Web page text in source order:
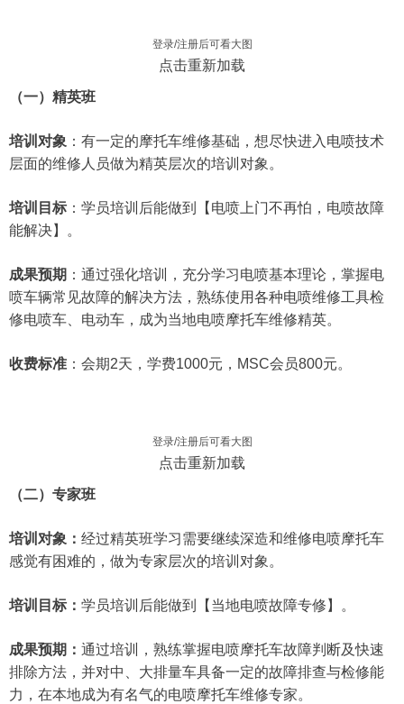
登录/注册后可看大图
点击重新加载
（一）精英班
培训对象 ：有一定的摩托车维修基础，想尽快进入电喷技术
层面的维修人员做为精英层次的培训对象。
培训目标 ：学员培训后能做到【电喷上门不再怕，电喷故障
能解决】。
成果预期 ：通过强化培训，充分学习电喷基本理论，掌握电
喷车辆常见故障的解决方法，熟练使用各种电喷维修工具检
修电喷车、电动车，成为当地电喷摩托车维修精英。
收费标准 ：会期2天，学费1000元，MSC会员800元。
登录/注册后可看大图
点击重新加载
（二）专家班
培训对象： 经过精英班学习需要继续深造和维修电喷摩托车
感觉有困难的，做为专家层次的培训对象。
培训目标： 学员培训后能做到【当地电喷故障专修】。
成果预期： 通过培训，熟练掌握电喷摩托车故障判断及快速
排除方法，并对中、大排量车具备一定的故障排查与检修能
力，在本地成为有名气的电喷摩托车维修专家。